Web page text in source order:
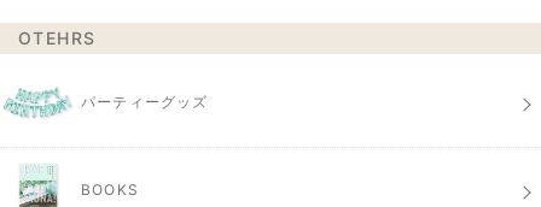
OTEHRS
パーティーグッズ
BOOKS